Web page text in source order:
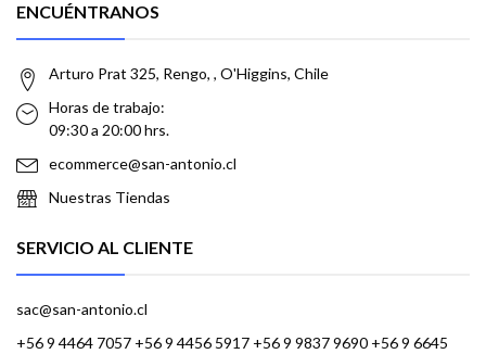
ENCUÉNTRANOS
Arturo Prat 325, Rengo, , O'Higgins, Chile
Horas de trabajo:
09:30 a 20:00 hrs.
ecommerce@san-antonio.cl
Nuestras Tiendas
SERVICIO AL CLIENTE
sac@san-antonio.cl
+56 9 4464 7057 +56 9 4456 5917 +56 9 9837 9690 +56 9 6645